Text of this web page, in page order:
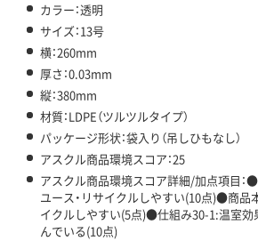
カラー：透明
サイズ：13号
横：260mm
厚さ：0.03mm
縦：380mm
材質：LDPE（ツルツルタイプ）
パッケージ形状：袋入り（吊しひもなし）
アスクル商品環境スコア：25
アスクル商品環境スコア詳細/加点項目：●
ユース・リサイクルしやすい(10点)●商品
イクルしやすい(5点)●仕組み30-1:温室効
んでいる(10点)